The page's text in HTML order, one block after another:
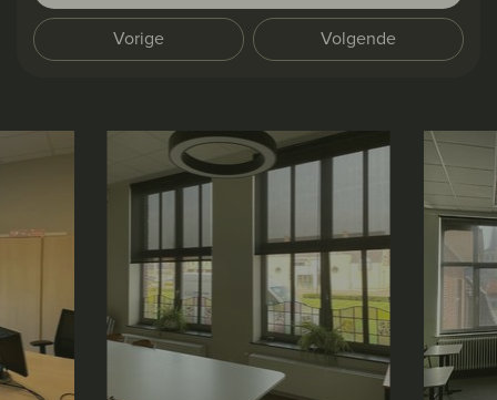
Vorige Volgende